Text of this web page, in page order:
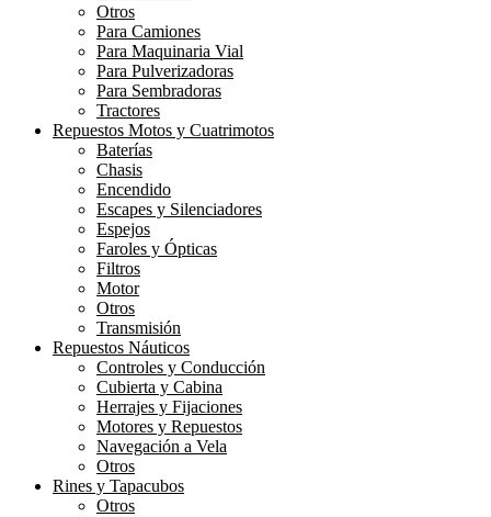
Otros
Para Camiones
Para Maquinaria Vial
Para Pulverizadoras
Para Sembradoras
Tractores
Repuestos Motos y Cuatrimotos
Baterías
Chasis
Encendido
Escapes y Silenciadores
Espejos
Faroles y Ópticas
Filtros
Motor
Otros
Transmisión
Repuestos Náuticos
Controles y Conducción
Cubierta y Cabina
Herrajes y Fijaciones
Motores y Repuestos
Navegación a Vela
Otros
Rines y Tapacubos
Otros